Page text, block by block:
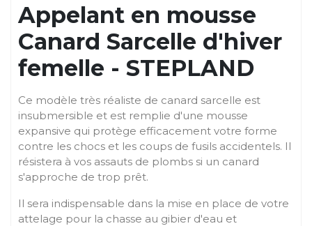
Appelant en mousse
Canard Sarcelle d'hiver
femelle - STEPLAND
Ce modèle très réaliste de canard sarcelle est
insubmersible et est remplie d'une mousse
expansive qui protège efficacement votre forme
contre les chocs et les coups de fusils accidentels. Il
résistera à vos assauts de plombs si un canard
s'approche de trop prêt.
Il sera indispensable dans la mise en place de votre
attelage pour la chasse au gibier d'eau et